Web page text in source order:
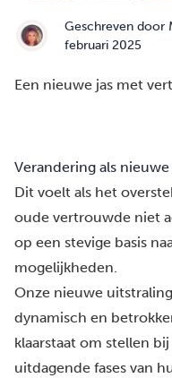
Geschreven door
februari 2025
Een nieuwe jas met
Verandering als nieuwe
Dit voelt als het
oude vertrouwde niet
op een stevige basis
mogelijkheden.
Onze nieuwe
dynamisch en
klaarstaat om stellen
uitdagende fases van